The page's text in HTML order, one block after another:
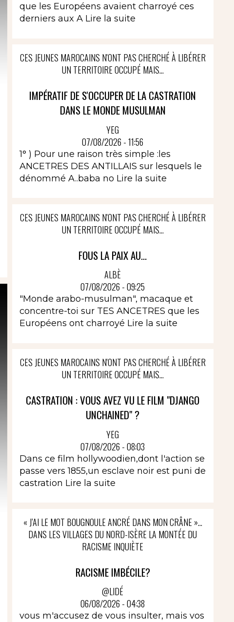
que les Européens avaient charroyé ces
derniers aux A Lire la suite
CES JEUNES MAROCAINS N'ONT PAS CHERCHÉ À LIBÉRER
UN TERRITOIRE OCCUPÉ MAIS...
IMPÉRATIF DE S'OCCUPER DE LA CASTRATION
DANS LE MONDE MUSULMAN
YEG
07/08/2026 - 11:56
1° ) Pour une raison très simple :les
ANCETRES DES ANTILLAIS sur lesquels le
dénommé A..baba no Lire la suite
CES JEUNES MAROCAINS N'ONT PAS CHERCHÉ À LIBÉRER
UN TERRITOIRE OCCUPÉ MAIS...
FOUS LA PAIX AU...
ALBÈ
07/08/2026 - 09:25
"Monde arabo-musulman", macaque et
concentre-toi sur TES ANCETRES que les
Européens ont charroyé Lire la suite
CES JEUNES MAROCAINS N'ONT PAS CHERCHÉ À LIBÉRER
UN TERRITOIRE OCCUPÉ MAIS...
CASTRATION : VOUS AVEZ VU LE FILM "DJANGO
UNCHAINED" ?
YEG
07/08/2026 - 08:03
Dans ce film hollywoodien,dont l'action se
passe vers 1855,un esclave noir est puni de
castration Lire la suite
« J’AI LE MOT BOUGNOULE ANCRÉ DANS MON CRÂNE »…
DANS LES VILLAGES DU NORD-ISÈRE LA MONTÉE DU
RACISME INQUIÈTE
RACISME IMBÉCILE?
@LIDÉ
06/08/2026 - 04:38
vous m'accusez de vous insulter, mais vos